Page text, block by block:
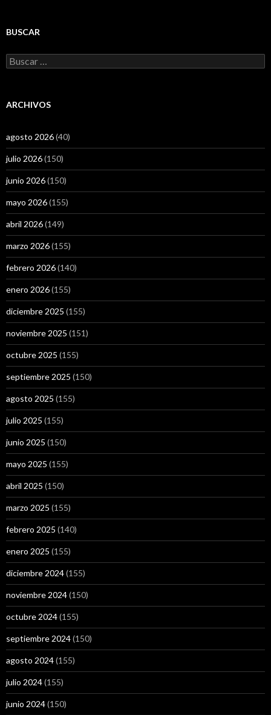
BUSCAR
Buscar:
ARCHIVOS
agosto 2026(40)
julio 2026(150)
junio 2026(150)
mayo 2026(155)
abril 2026(149)
marzo 2026(155)
febrero 2026(140)
enero 2026(155)
diciembre 2025 (155)
noviembre 2025 (151)
octubre 2025 (155)
septiembre 2025 (150)
agosto 2025 (155)
julio 2025 (155)
junio 2025 (150)
mayo 2025 (155)
abril 2025 (150)
marzo 2025 (155)
febrero 2025 (140)
enero 2025 (155)
diciembre 2024(155)
noviembre 2024(150)
octubre 2024(155)
septiembre 2024(150)
agosto 2024(155)
julio 2024(155)
junio 2024(150)